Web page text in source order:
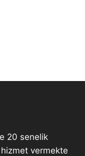
20 senelik
vermekte